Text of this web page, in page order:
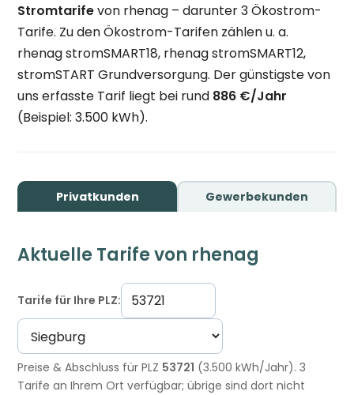
Stromtarifevon rhenag – darunter 3 Ökostrom-
Tarife. Zu den Ökostrom-Tarifen zählen u. a.
rhenag stromSMART18, rhenag stromSMART12,
stromSTART Grundversorgung. Der günstigste von
uns erfasste Tarif liegt bei rund 886 €/Jahr
(Beispiel: 3.500 kWh).
Privatkunden Gewerbekunden
Aktuelle Tarife von rhenag
Tarife für Ihre PLZ:
Preise & Abschluss für PLZ 53721 (3.500 kWh/Jahr). 3
Tarife an Ihrem Ort verfügbar; übrige sind dort nicht